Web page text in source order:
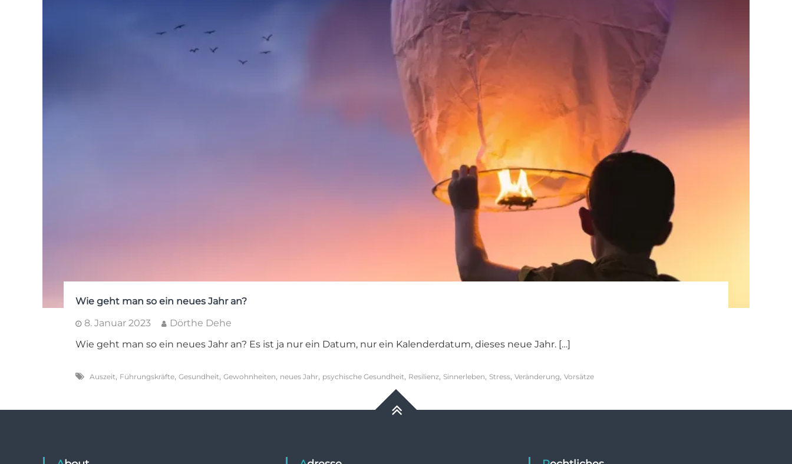
Wie geht man so ein neues Jahr an?
8. Januar 2023
Dörthe Dehe
Wie geht man so ein neues Jahr an? Es ist ja nur ein Datum, nur ein Kalenderdatum, dieses neue Jahr. […]
Auszeit, Führungskräfte, Gesundheit, Gewohnheiten, neues Jahr, psychische Gesundheit, Resilienz, Sinnerleben, Stress, Veränderung, Vorsätze